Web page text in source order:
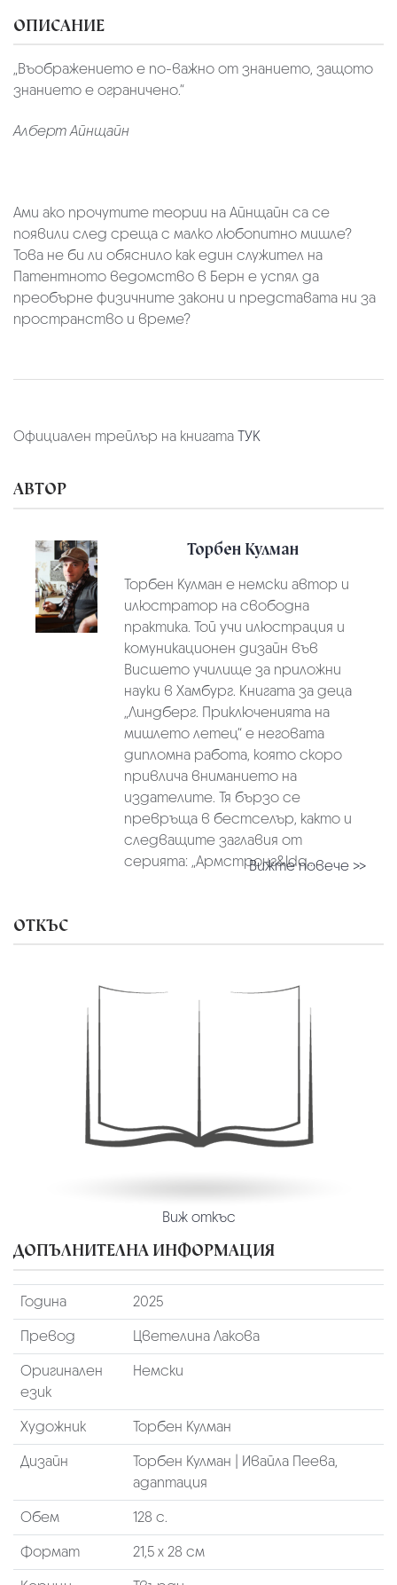
ОПИСАНИЕ
„Въображението е по-важно от знанието, защото
знанието е ограничено.“
Алберт Айнщайн
Ами ако прочутите теории на Айнщайн са се
появили след среща с малко любопитно мишле?
Това не би ли обяснило как един служител на
Патентното ведомство в Берн е успял да
преобърне физичните закони и представата ни за
пространство и време?
Официален трейлър на книгатаТУК
АВТОР
Торбен Кулман
Торбен Кулман е немски автор и
илюстратор на свободна
практика. Той учи илюстрация и
комуникационен дизайн във
Висшето училище за приложни
науки в Хамбург. Книгата за деца
„Линдберг. Приключенията на
мишлето летец“ е неговата
дипломна работа, която скоро
привлича вниманието на
издателите. Тя бързо се
превръща в бестселър, както и
следващите заглавия от
серията: „Армстронг&ldq...
Вижте повече >>
ОТКЪС
Виж откъс
ДОПЪЛНИТЕЛНА ИНФОРМАЦИЯ
Година
2025
Превод
Цветелина Лакова
Оригинален
език
Немски
Художник
Торбен Кулман
Дизайн
Торбен Кулман | Ивайла Пеева,
адаптация
Обем
128 с.
Формат
21,5 х 28 см